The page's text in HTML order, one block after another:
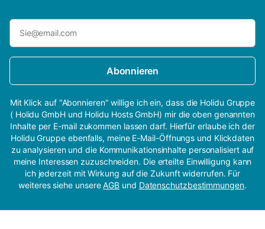
Abonnieren
Mit Klick auf "Abonnieren" willige ich ein, dass die Holidu Gruppe
( Holidu GmbH und Holidu Hosts GmbH) mir die oben genannten
Inhalte per E-mail zukommen lassen darf. Hierfür erlaube ich der
Holidu Gruppe ebenfalls, meine E-Mail-Öffnungs und Klickdaten
zu analysieren und die Kommunikationsinhalte personalisiert auf
meine Interessen zuzuschneiden. Die erteilte Einwilligung kann
ich jederzeit mit Wirkung auf die Zukunft widerrufen. Für
weiteres siehe unsereAGB und Datenschutzbestimmungen.